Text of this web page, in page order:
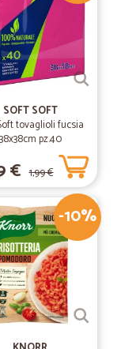
SOFT SOFT
tovaglioli fucsia
pz.40
€ 1,99 €
-10%